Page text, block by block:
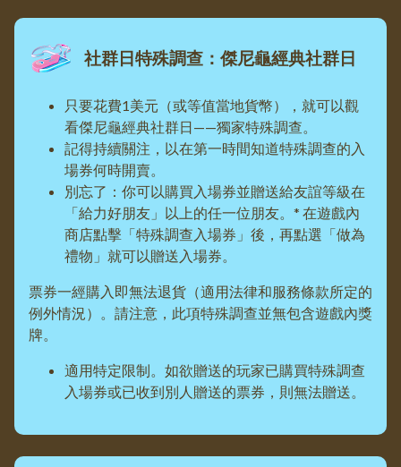
社群日特殊調查：傑尼龜經典社群日
只要花費1美元（或等值當地貨幣），就可以觀
看傑尼龜經典社群日——獨家特殊調查。
記得持續關注，以在第一時間知道特殊調查的入
場券何時開賣。
別忘了：你可以購買入場券並贈送給友誼等級在
「給力好朋友」以上的任一位朋友。* 在遊戲內
商店點擊「特殊調查入場券」後，再點選「做為
禮物」就可以贈送入場券。
票券一經購入即無法退貨（適用法律和服務條款所定的
例外情況）。請注意，此項特殊調查並無包含遊戲內獎
牌。
適用特定限制。如欲贈送的玩家已購買特殊調查
入場券或已收到別人贈送的票券，則無法贈送。